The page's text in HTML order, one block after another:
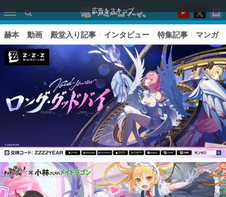
広告をスキップ
ピックアップ
赫本 動画 殿堂入り記事 インタビュー 特集記事 マンガ